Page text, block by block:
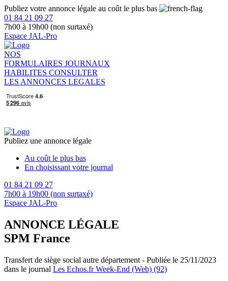
Publiez votre annonce légale au coût le plus bas
01 84 21 09 27
7h00 à 19h00 (non surtaxé)
Espace JAL-Pro
NOS
FORMULAIRES JOURNAUX
HABILITES CONSULTER
LES ANNONCES LEGALES
Publiez une annonce légale
Au coût le plus bas
En choisissant votre journal
01 84 21 09 27
7h00 à 19h00 (non surtaxé)
Espace JAL-Pro
ANNONCE LÉGALE
SPM France
Transfert de siège social autre département - Publiée le 25/11/2023
dans le journal Les Echos.fr Week-End (Web) (92)